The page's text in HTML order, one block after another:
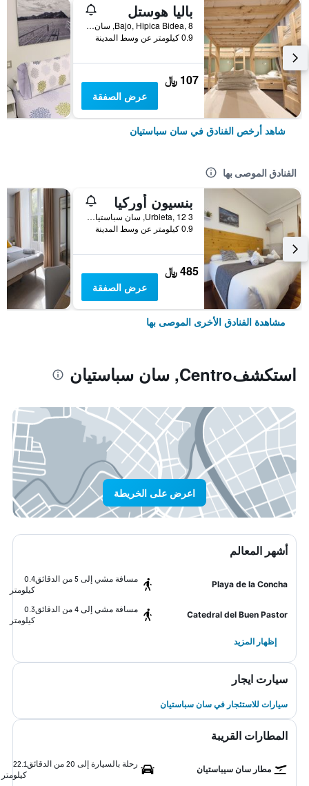
باليا هوستل
Bajo, Hipica Bidea, 8, سان سباستيان, مقاطعة غيبوثكـوا, أسبانيا
0.9 كيلومتر عن وسط المدينة
107 ﷼
عرض الصفقة
شاهد أرخص الفنادق في سان سباستيان
الفنادق الموصى بها
بنسيون أوركيا
Urbieta, 12 3, سان سباستيان, مقاطعة غيبوثكـوا, أسبانيا
0.9 كيلومتر عن وسط المدينة
485 ﷼
عرض الصفقة
مشاهدة الفنادق الأخرى الموصى بها
استكشفCentro, سان سباستيان
اعرض على الخريطة
أشهر المعالم
Playa de la Concha
مسافة مشي إلى 5 من الدقائق
0.4
كيلومتر
Catedral del Buen Pastor
مسافة مشي إلى 4 من الدقائق
0.3
كيلومتر
إظهار المزيد
سيارت ايجار
سيارات للاستئجار في سان سباستيان
المطارات القريبة
مطار سان سيباستيان
رحلة بالسيارة إلى 20 من الدقائق
22.1
كيلومتر